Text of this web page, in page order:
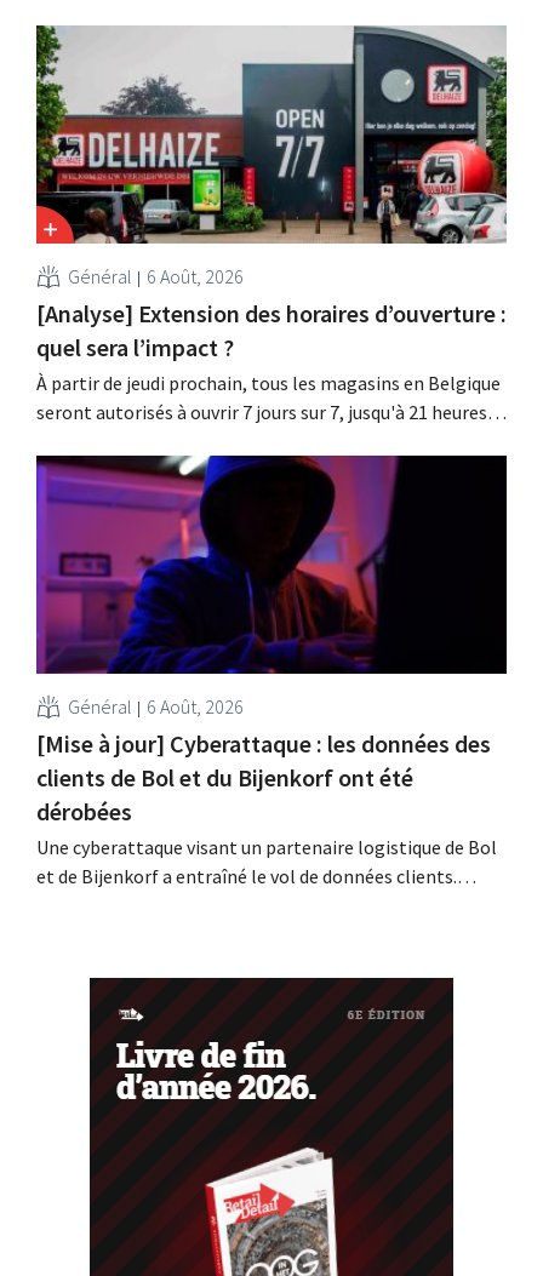
clients d'une fuite de données. Les données financières,
les noms d'utilisateur et les mots de passe n'ont pas été
affectés.
Général 6 Août, 2026
[Analyse] Extension des horaires d’ouverture :
quel sera l’impact ?
À partir de jeudi prochain, tous les magasins en Belgique
seront autorisés à ouvrir 7 jours sur 7, jusqu'à 21 heures.
faut. De plus, la législation du travail constitue un
obstacle. Les conditions sont-elles équitables pour tous
Général 6 Août, 2026
[Mise à jour] Cyberattaque : les données des
clients de Bol et du Bijenkorf ont été
dérobées
Une cyberattaque visant un partenaire logistique de Bol
et de Bijenkorf a entraîné le vol de données clients.